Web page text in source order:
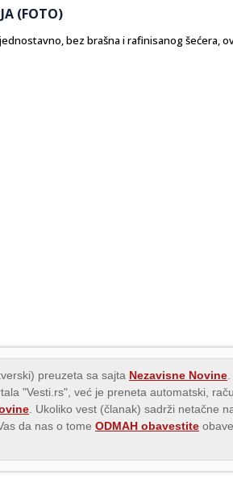
(FOTO)
bez brašna i rafinisanog šećera,
preuzeta sa sajta Nezavisne Novine
"Vesti.rs", već je preneta automatski,
. Ukoliko vest (članak) sadrži netačne
da nas o tome ODMAH obavestite